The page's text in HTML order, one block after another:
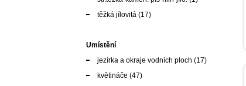
těžká jílovitá (17)
Umístění
jezírka a okraje vodních ploch (17)
květináče (47)